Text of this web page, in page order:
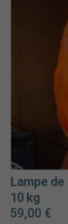
Lampe
10 kg
59,00 €